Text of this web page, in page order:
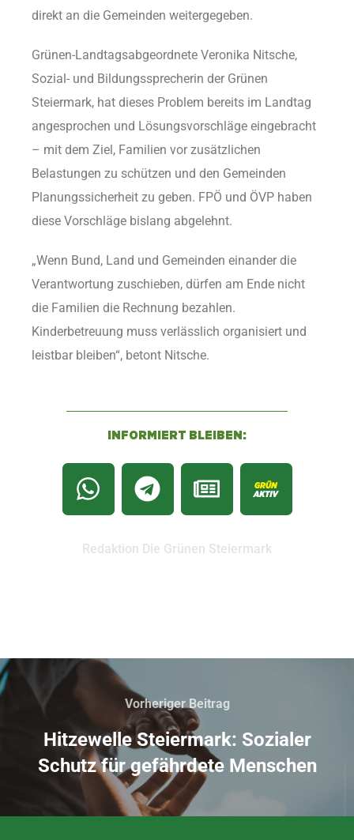
direkt an die Gemeinden weitergegeben.
Grünen-Landtagsabgeordnete Veronika Nitsche,
Sozial- und Bildungssprecherin der Grünen
Steiermark, hat dieses Problem bereits im Landtag
angesprochen und Lösungsvorschläge eingebracht
– mit dem Ziel, Familien vor zusätzlichen
Belastungen zu schützen und den Gemeinden
Planungssicherheit zu geben. FPÖ und ÖVP haben
diese Vorschläge bislang abgelehnt.
„Wenn Bund, Land und Gemeinden einander die
Verantwortung zuschieben, dürfen am Ende nicht
die Familien die Rechnung bezahlen.
Kinderbetreuung muss verlässlich organisiert und
leistbar bleiben“, betont Nitsche.
INFORMIERT BLEIBEN:
Redaktion Die Grünen Steiermark
Vorheriger Beitrag
Hitzewelle Steiermark: Sozialer
Schutz für gefährdete Menschen